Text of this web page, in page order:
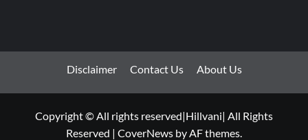
Disclaimer Contact Us About Us
Copyright © All rights reserved|Hillvani| All Rights
Reserved | CoverNews by AF themes.